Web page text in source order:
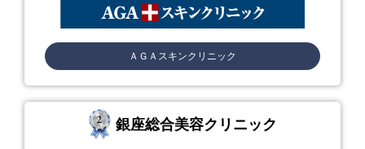
ＡＧＡスキンクリニック
銀座総合美容クリニック